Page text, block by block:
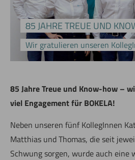
85 JAHRE TREUE UND
Wir gratulieren unseren
85 Jahre Treue und Know-how –
viel Engagement für BOKELA!
Neben unseren fünf KollegInnen
Matthias und Thomas, die seit
Schwung sorgen, wurde auch eine